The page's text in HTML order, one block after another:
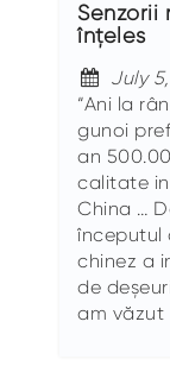
Senzorii
înțeles
July
“Ani la
gunoi
an
calitate
China …
începutul
chinez a
de
am văzut